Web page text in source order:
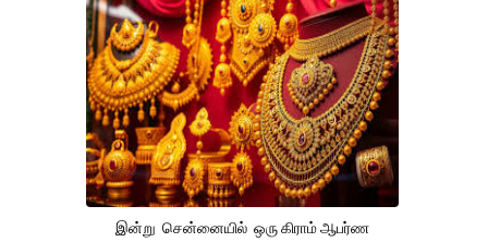
இன்று சென்னையில் ஒரு கிராம் ஆபர்ண